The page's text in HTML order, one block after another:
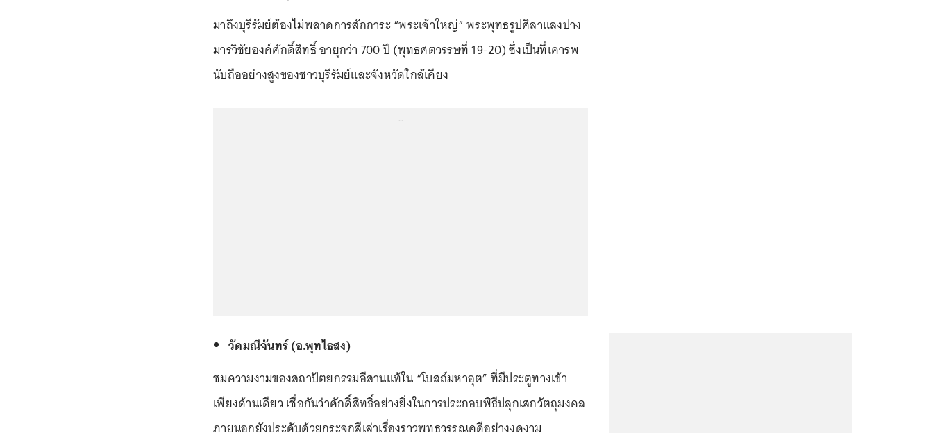
มาถึงบุรีรัมย์ต้องไม่พลาดการสักการะ “พระเจ้าใหญ่” พระพุทธรูปศิลาแลงปาง
มารวิชัยองค์ศักดิ์สิทธิ์ อายุกว่า 700 ปี (พุทธศตวรรษที่ 19-20) ซึ่งเป็นที่เคารพ
นับถืออย่างสูงของชาวบุรีรัมย์และจังหวัดใกล้เคียง
วัดมณีจันทร์ (อ.พุทไธสง)
ชมความงามของสถาปัตยกรรมอีสานแท้ใน “โบสถ์มหาอุต” ที่มีประตูทางเข้า
เพียงด้านเดียว เชื่อกันว่าศักดิ์สิทธิ์อย่างยิ่งในการประกอบพิธีปลุกเสกวัตถุมงคล
ภายนอกยังประดับด้วยกระจกสีเล่าเรื่องราวพุทธวรรณคดีอย่างงดงาม